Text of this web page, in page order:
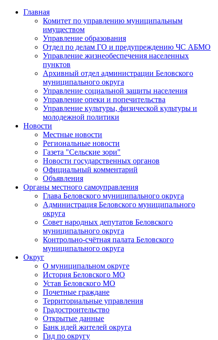
Главная
Комитет по управлению муниципальным
имуществом
Управление образования
Отдел по делам ГО и предупреждению ЧС АБМО
Управление жизнеобеспечения населенных
пунктов
Архивный отдел администрации Беловского
муниципального округа
Управление социальной защиты населения
Управление опеки и попечительства
Управление культуры, физической культуры и
молодежной политики
Новости
Местные новости
Региональные новости
Газета "Сельские зори"
Новости государственных органов
Официальный комментарий
Объявления
Органы местного самоуправления
Глава Беловского муниципального округа
Администрация Беловского муниципального
округа
Совет народных депутатов Беловского
муниципального округа
Контрольно-счётная палата Беловского
муниципального округа
Округ
О муниципальном округе
История Беловского МО
Устав Беловского МО
Почетные граждане
Территориальные управления
Градостроительство
Открытые данные
Банк идей жителей округа
Гид по округу